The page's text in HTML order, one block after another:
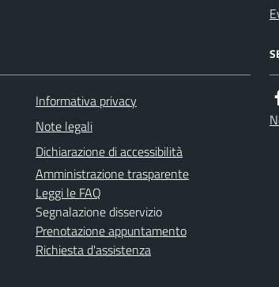
Informativa privacy
Note legali
Dichiarazione di accessibilità
Amministrazione trasparente
Leggi le FAQ
Segnalazione disservizio
Prenotazione appuntamento
Richiesta d'assistenza